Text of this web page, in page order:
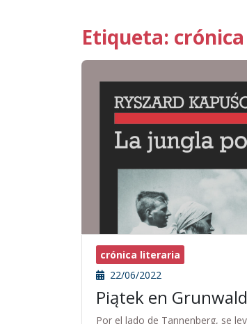
Etiqueta:
crónica literaria
22/06/2022
Piątek en Grunwald
Por el lado de Tannenberg, se